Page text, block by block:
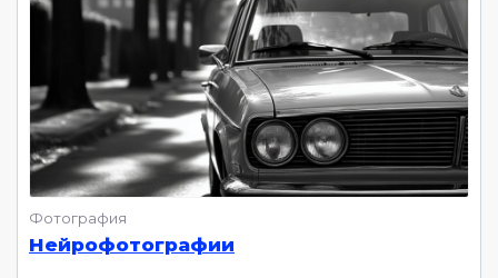
Фотография
Нейрофотографии